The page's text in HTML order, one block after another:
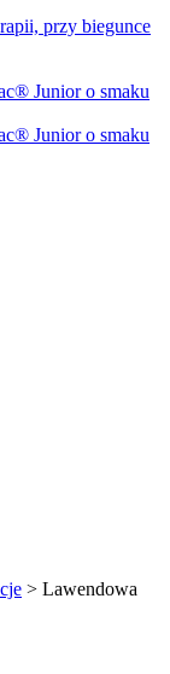
przy biegunce
Junior o smaku
Junior o smaku
> Lawendowa